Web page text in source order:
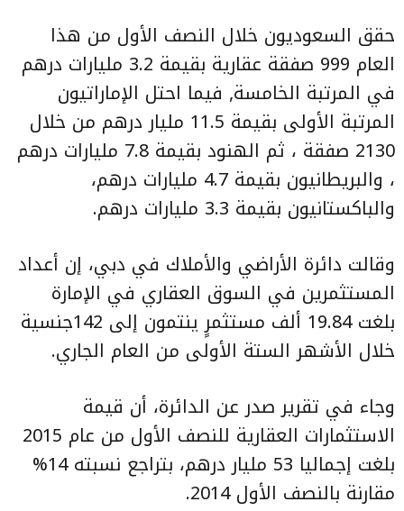
حقق السعوديون خلال النصف الأول من هذا
العام 999 صفقة عقارية بقيمة 3.2 مليارات درهم
في المرتبة الخامسة, فيما احتل الإماراتيون
المرتبة الأولى بقيمة 11.5 مليار درهم من خلال
2130 صفقة ، ثم الهنود بقيمة 7.8 مليارات درهم
، والبريطانيون بقيمة 4.7 مليارات درهم،
والباكستانيون بقيمة 3.3 مليارات درهم.
وقالت دائرة الأراضي والأملاك في دبي، إن أعداد
المستثمرين في السوق العقاري في الإمارة
بلغت 19.84 ألف مستثمرٍ ينتمون إلى 142جنسية
خلال الأشهر الستة الأولى من العام الجاري.
وجاء في تقرير صدر عن الدائرة، أن قيمة
الاستثمارات العقارية للنصف الأول من عام 2015
بلغت إجماليا 53 مليار درهم، بتراجع نسبته 14%
مقارنة بالنصف الأول 2014.